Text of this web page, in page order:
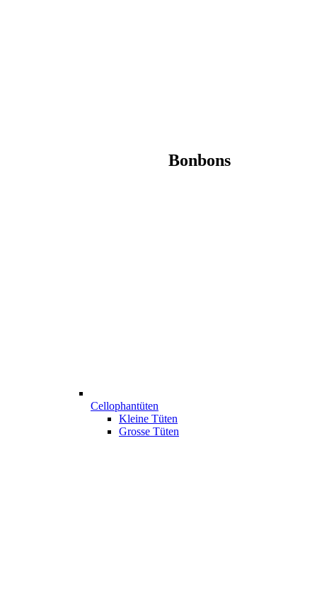
Bonbons
Cellophantüten
Kleine Tüten
Grosse Tüten